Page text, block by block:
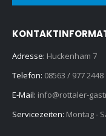
Adresse: Huckenham 7
Telefon: 08563 / 977 2448
E-Mail: info@rottaler-
Servicezeiten: Montag -